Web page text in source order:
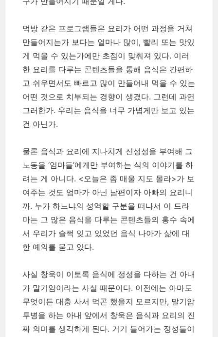
먹방 같은 프로그램들은 요리가 어떤 과정을 거쳐
만들어지는가 보다는 얼마나 많이, 빨리 또는 맛있
게 먹을 수 있는가에만 초점이 맞춰져 있다. 이러
한 요리를 다루는 콘텐츠들을 통해 음식은 간편하
고 쉬우면서도 빠르고 많이 만들어내 먹을 수 있는
어떤 것으로 치부되는 경향이 생겼다. 그런데 과연
그러한가. 우리는 음식을 너무 가볍게만 보고 있는
건 아닌가.
물론 음식과 요리에 지나치게 신성성을 부여해 그
노동을 ‘엄마들’에게만 부여하는 식의 이야기를 하
려는 게 아니다. <오늘은 좀 매울 지도 몰라>가 보
여주는 것도 엄마가 아닌 남편이자 아빠의 요리니
까. 누가 하느냐의 성역할 구분을 떠나서 이 드라
마는 그 많은 음식을 다루는 콘텐츠들의 홍수 속에
서 우리가 슬쩍 잊고 있었던 음식 나아가 삶에 대
한 예의를 묻고 있다.
사실 창욱이 이토록 음식에 정성을 다하는 건 아내
가 말기암이라는 사실 때문이다. 이전에는 아마도
무엇이든 대충 사서 먹곤 했을지 모르지만, 말기암
투병을 하는 아내 앞에서 창욱은 음식과 요리의 진
짜 의미를 생각하게 된다. 거기 들어가는 정성들이